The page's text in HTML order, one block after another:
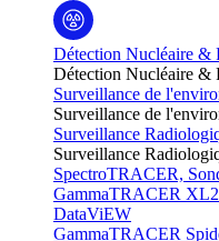
Détection Nucléaire &
Détection Nucléaire &
Surveillance de
Surveillance de
Surveillance
Surveillance
SpectroTRACER,
GammaTRACER XL2
DataViEW
GammaTRACER